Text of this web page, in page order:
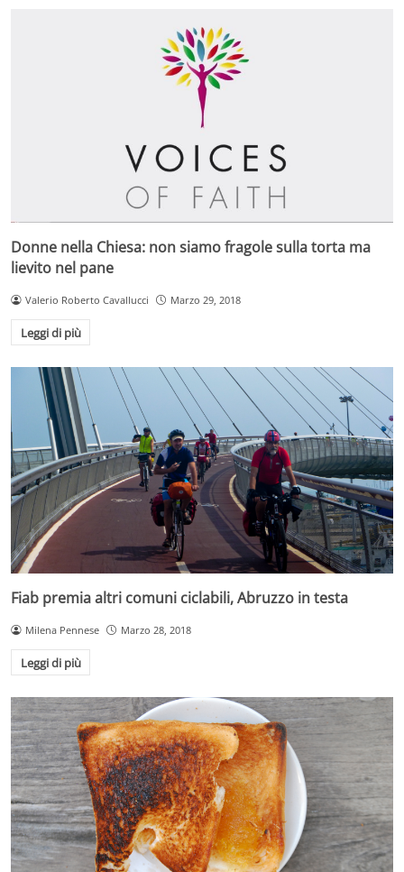
Donne nella Chiesa: non siamo fragole sulla torta ma
lievito nel pane
Valerio Roberto Cavallucci Marzo 29, 2018
Leggi di più
Fiab premia altri comuni ciclabili, Abruzzo in testa
Milena Pennese Marzo 28, 2018
Leggi di più